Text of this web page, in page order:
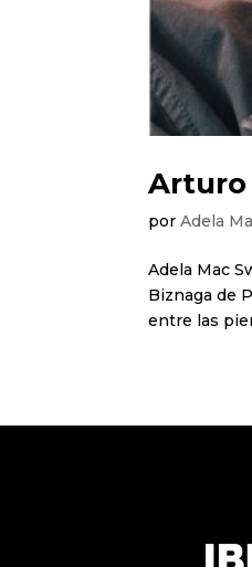
Arturo
porAdela
Adela Mac
Biznaga de
entre las